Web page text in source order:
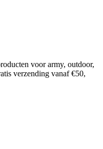
voor army, outdoor,
verzending vanaf €50,